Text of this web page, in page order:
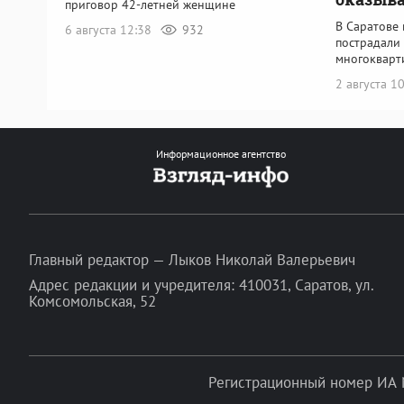
приговор 42-летней женщине
6 августа 12:38
932
В Саратове
2 августа
Информационное агентство
Главный редактор — Лыков Николай Валерьевич
Адрес редакции и учредителя: 410031, Саратов, ул.
Комсомольская, 52
Регистрационный номер